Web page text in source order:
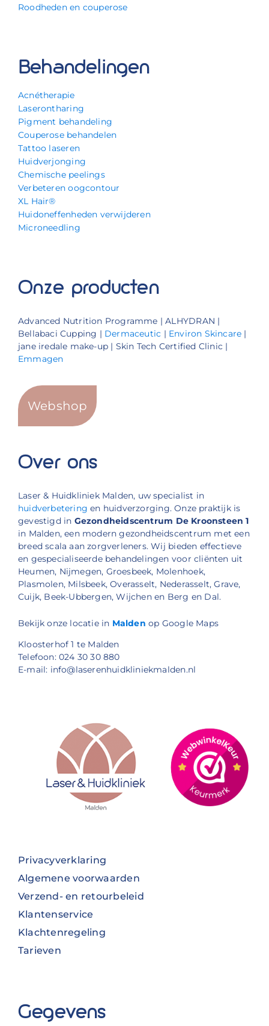
Roodheden en couperose
Behandelingen
Acnétherapie
Laserontharing
Pigment behandeling
Couperose behandelen
Tattoo laseren
Huidverjonging
Chemische peelings
Verbeteren oogcontour
XL Hair®
Huidoneffenheden verwijderen
Microneedling
Onze producten
Advanced Nutrition Programme | ALHYDRAN |
Bellabaci Cupping | Dermaceutic | Environ Skincare |
jane iredale make-up | Skin Tech Certified Clinic |
Emmagen
Webshop
Over ons
Laser & Huidkliniek Malden, uw specialist in
huidverbetering en huidverzorging. Onze praktijk is
gevestigd in Gezondheidscentrum De Kroonsteen 1
in Malden, een modern gezondheidscentrum met een
breed scala aan zorgverleners. Wij bieden effectieve
en gespecialiseerde behandelingen voor cliënten uit
Heumen, Nijmegen, Groesbeek, Molenhoek,
Plasmolen, Milsbeek, Overasselt, Nederasselt, Grave,
Cuijk, Beek-Ubbergen, Wijchen en Berg en Dal.
Bekijk onze locatie in Malden op Google Maps
Kloosterhof 1 te Malden
Telefoon: 024 30 30 880
E-mail: info@laserenhuidkliniekmalden.nl
Privacyverklaring
Algemene voorwaarden
Verzend- en retourbeleid
Klantenservice
Klachtenregeling
Tarieven
Gegevens